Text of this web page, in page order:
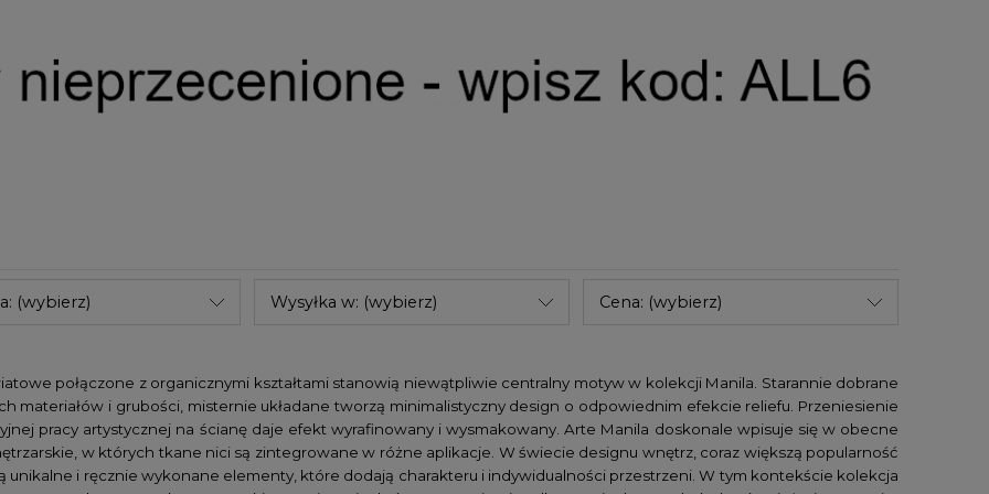
(wybierz) Wysyłka w: (wybierz) Cena: (wybierz)
połączone z organicznymi kształtami stanowią niewątpliwie centralny motyw w kolekcji Manila. Starannie dobrane
materiałów i grubości, misternie układane tworzą minimalistyczny design o odpowiednim efekcie reliefu. Przeniesienie
pracy artystycznej na ścianę daje efekt wyrafinowany i wysmakowany. Arte Manila doskonale wpisuje się w obecne
w których tkane nici są zintegrowane w różne aplikacje. W świecie designu wnętrz, coraz większą popularność
unikalne i ręcznie wykonane elementy, które dodają charakteru i indywidualności przestrzeni. W tym kontekście kolekcja